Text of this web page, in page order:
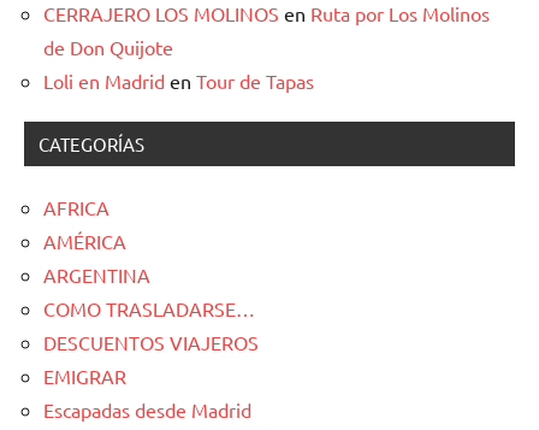
CERRAJERO LOS MOLINOS en Ruta por Los Molinos
de Don Quijote
Loli en Madrid en Tour de Tapas
CATEGORÍAS
AFRICA
AMÉRICA
ARGENTINA
COMO TRASLADARSE…
DESCUENTOS VIAJEROS
EMIGRAR
Escapadas desde Madrid